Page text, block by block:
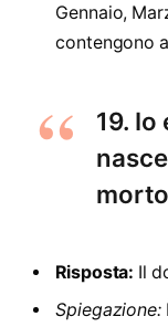
Gennaio,
contengono
19.
Risposta: Il
Spiegazione: